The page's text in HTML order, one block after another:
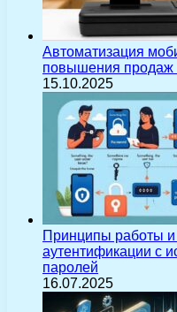
Автоматизация
повышения продаж
15.10.2025
Принципы работы
аутентификации с
паролей
16.07.2025